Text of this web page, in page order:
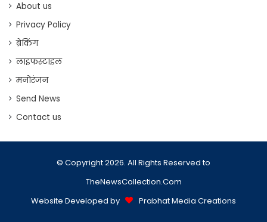
About us
Privacy Policy
ब्रेकिंग
लाइफस्टाइल
मनोरंजन
Send News
Contact us
© Copyright 2026. All Rights Reserved to
TheNewsCollection.Com
Website Developed by
Prabhat Media Creations